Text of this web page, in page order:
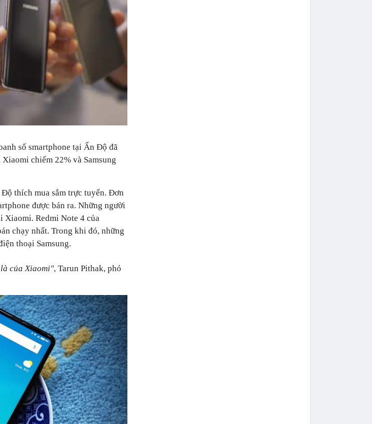
số smartphone tại Ấn Độ đã
chiếm 22% và Samsung
thích mua sắm trực tuyến. Đơn
được bán ra. Những người
Xiaomi. Redmi Note 4 của
chạy nhất. Trong khi đó, những
thoại Samsung.
của Xiaomi", Tarun Pithak, phó